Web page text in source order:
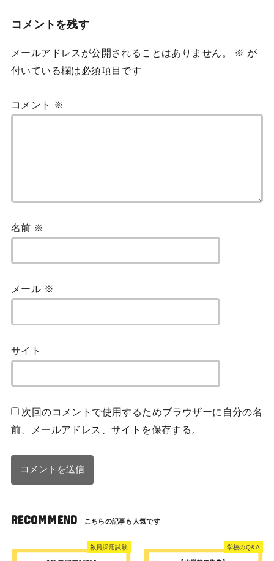
コメントを残す
メールアドレスが公開されることはありません。 ※ が
付いている欄は必須項目です
コメント ※
名前 ※
メール ※
サイト
次回のコメントで使用するためブラウザーに自分の名
前、メールアドレス、サイトを保存する。
RECOMMEND
教員採用試験 学校のQ&A